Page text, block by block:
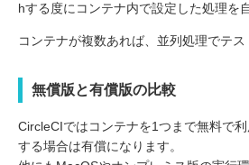
hする度にコンテナ内で設定した処理を
コンテナが複数あれば、並列処理でテス
無償版と有償版の比較
CircleCIではコンテナを1つまで無料で
する場合は有償になります。